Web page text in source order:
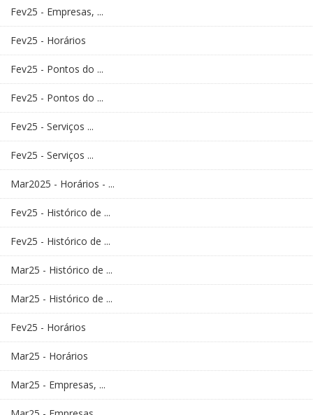
Fev25 - Empresas, ...
Fev25 - Horários
Fev25 - Pontos do ...
Fev25 - Pontos do ...
Fev25 - Serviços ...
Fev25 - Serviços ...
Mar2025 - Horários - ...
Fev25 - Histórico de ...
Fev25 - Histórico de ...
Mar25 - Histórico de ...
Mar25 - Histórico de ...
Fev25 - Horários
Mar25 - Horários
Mar25 - Empresas, ...